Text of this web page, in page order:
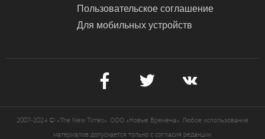
Пользовательское соглашение
Для мобильных устройств
2007-2024 © «The New Times». ООО «Новые Времена». Любое использование
материалов допускается только с согласия редакции.